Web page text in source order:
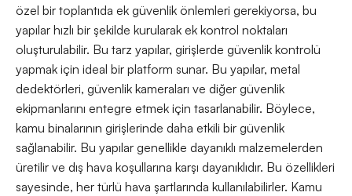
özel bir toplantıda ek güvenlik önlemleri gerekiyorsa, bu
yapılar hızlı bir şekilde kurularak ek kontrol noktaları
oluşturulabilir. Bu tarz yapılar, girişlerde güvenlik kontrolü
yapmak için ideal bir platform sunar. Bu yapılar, metal
dedektörleri, güvenlik kameraları ve diğer güvenlik
ekipmanlarını entegre etmek için tasarlanabilir. Böylece,
kamu binalarının girişlerinde daha etkili bir güvenlik
sağlanabilir. Bu yapılar genellikle dayanıklı malzemelerden
üretilir ve dış hava koşullarına karşı dayanıklıdır. Bu özellikleri
sayesinde, her türlü hava şartlarında kullanılabilirler. Kamu